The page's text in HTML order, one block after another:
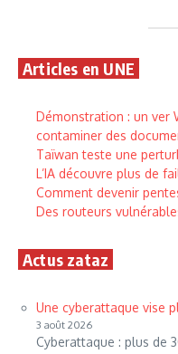
Articles en UNE
Démonstration : un ver
contaminer des
Taïwan teste une
L’IA découvre plus de
Comment devenir
Des routeurs
Actus zataz
Une cyberattaque vise
3 août 2026
Cyberattaque : plus de